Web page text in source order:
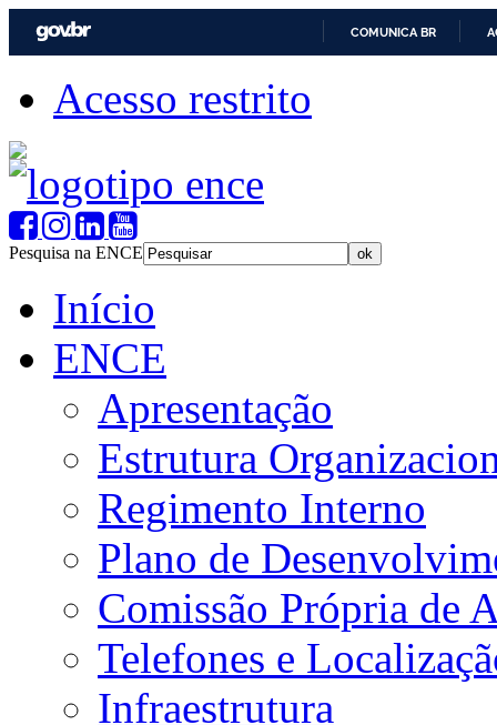
COMUNICA BR
Acesso restrito
Pesquisa na ENCE
Início
ENCE
Apresentação
Estrutura
Regimento Interno
Plano de
Comissão Própria de
Telefones e
Infraestrutura